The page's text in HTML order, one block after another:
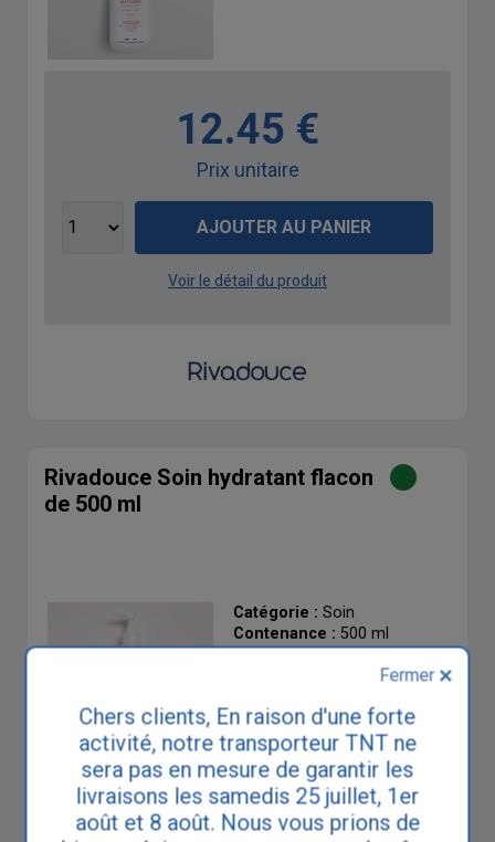
12.45 €
Prix unitaire
AJOUTER AU PANIER
Voir le détail du produit
Rivadouce Soin hydratant flacon
de 500 ml
Catégorie : Soin
Contenance : 500 ml
Chers clients, En raison d'une forte
activité, notre transporteur TNT ne
sera pas en mesure de garantir les
livraisons les samedis 25 juillet, 1er
août et 8 août. Nous vous prions de
Fermer